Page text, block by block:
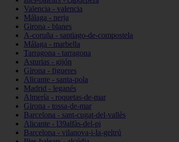
Valencia - valencia
Málaga - nerja
Girona - blanes
A-coruña - santiago-de-compostela
Málaga - marbella
Tarragona - tarragona
Asturias - gijón
Girona - figueres
Alicante - santa-pola
Madrid - leganés
Almería - roquetas-de-mar
Girona - tossa-de-mar
Barcelona - sant-cugat-del-vallès
Alicante - l39alfàs-del-pi
Barcelona - vilanova-i-la-geltrú